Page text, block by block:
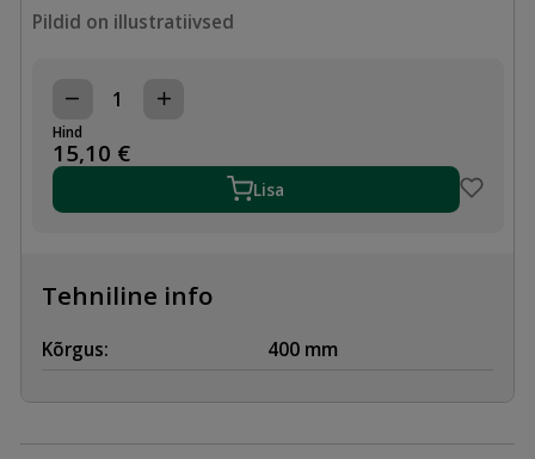
Pildid on illustratiivsed
RADIAATORI
KANDUR
SUUSK
PC21-
400,
Hind
15,10 €
Lisa
Tehniline info
Kõrgus: 400 mm